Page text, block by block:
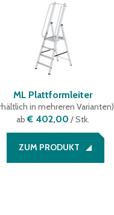
ML Plattformleiter
in mehreren Varianten)
ab€ 402,00 / Stk.
ZUM PRODUKT